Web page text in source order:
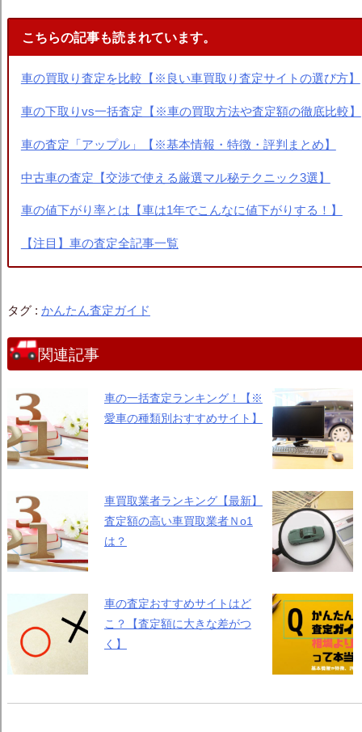
こちらの記事も読まれています。
車の買取り査定を比較【※良い車買取り査定サイトの選び方】
車の下取りvs一括査定【※車の買取方法や査定額の徹底比較】
車の査定「アップル」【※基本情報・特徴・評判まとめ】
中古車の査定【交渉で使える厳選マル秘テクニック3選】
車の値下がり率とは【車は1年でこんなに値下がりする！】
【注目】車の査定全記事一覧
タグ : かんたん査定ガイド
関連記事
車の一括査定ランキング！【※
愛車の種類別おすすめサイト】
車買取業者ランキング【最新】
査定額の高い車買取業者Ｎo1
は？
車の査定おすすめサイトはど
こ？【査定額に大きな差がつ
く】